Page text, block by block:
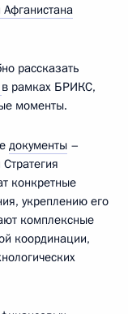
рассказать
в рамках БРИКС,
моменты.
документы –
конкретные
укреплению его
комплексные
координации,